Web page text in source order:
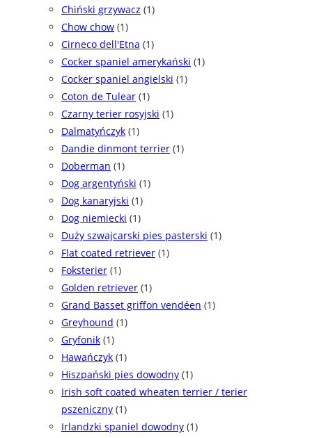
Chiński grzywacz (1)
Chow chow (1)
Cirneco dell'Etna (1)
Cocker spaniel amerykański (1)
Cocker spaniel angielski (1)
Coton de Tulear (1)
Czarny terier rosyjski (1)
Dalmatyńczyk (1)
Dandie dinmont terrier (1)
Doberman (1)
Dog argentyński (1)
Dog kanaryjski (1)
Dog niemiecki (1)
Duży szwajcarski pies pasterski (1)
Flat coated retriever (1)
Foksterier (1)
Golden retriever (1)
Grand Basset griffon vendéen (1)
Greyhound (1)
Gryfonik (1)
Hawańczyk (1)
Hiszpański pies dowodny (1)
Irish soft coated wheaten terrier / terier
pszeniczny (1)
Irlandzki spaniel dowodny (1)